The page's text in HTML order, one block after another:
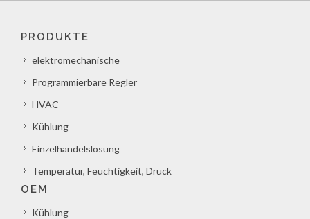
PRODUKTE
elektromechanische
Programmierbare Regler
HVAC
Kühlung
Einzelhandelslösung
Temperatur, Feuchtigkeit, Druck
OEM
Kühlung